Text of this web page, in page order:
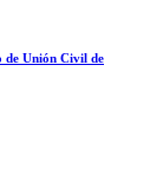
de Unión Civil de